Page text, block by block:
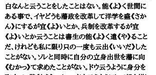
白なんと云うことをしたことはない。能《よ》く世間に
ある事で、イヤどうも藩政を改革して洋学を盛《さか
ん》にするが宜《よ》いとか、兵制を改革するが宜
《よ》いとか云うことは書生の能《よ》く遣《や》ること
だ、けれども私に限り只の一度も云出《いいだ》した
ことがない。ソレと同時に自分の立身出世を藩に向
《むかっ》て求めたことがない。ドウ云うように身分を